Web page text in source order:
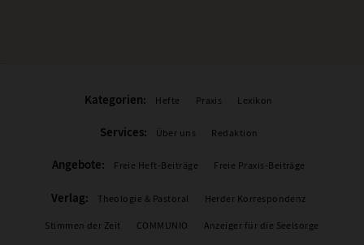
Kategorien: Hefte Praxis Lexikon
Services: Über uns Redaktion
Angebote: Freie Heft-Beiträge Freie Praxis-Beiträge
Verlag: Theologie & Pastoral Herder Korrespondenz
Stimmen der Zeit COMMUNIO Anzeiger für die Seelsorge